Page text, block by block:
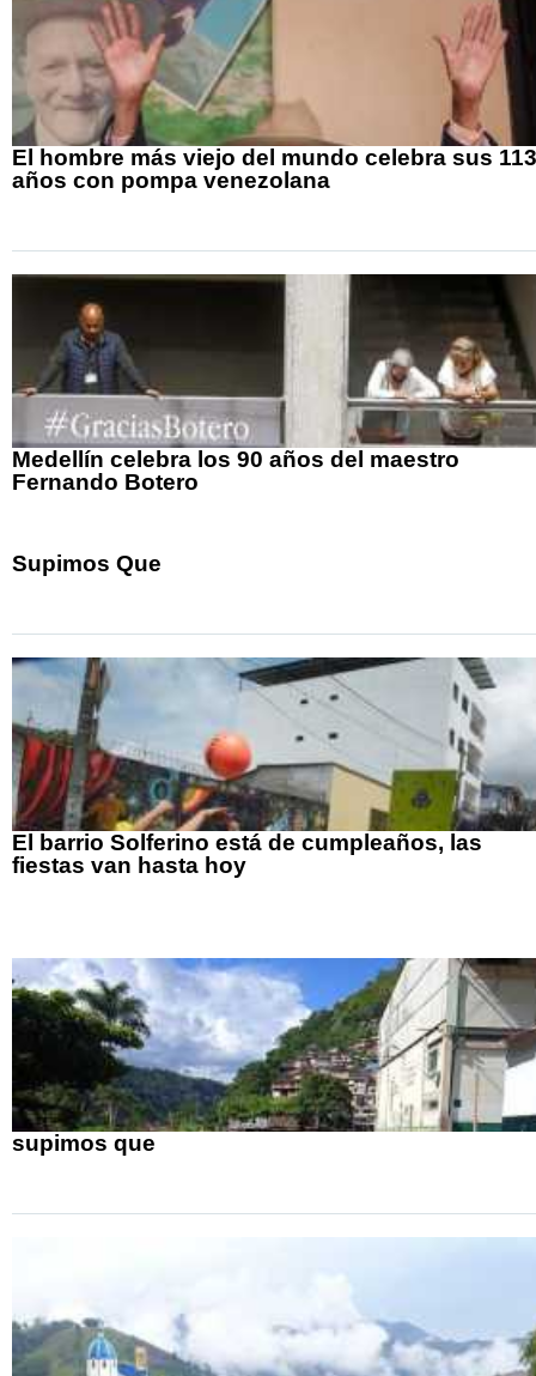
El hombre más viejo del mundo celebra sus 113
años con pompa venezolana
Medellín celebra los 90 años del maestro
Fernando Botero
Supimos Que
El barrio Solferino está de cumpleaños, las
fiestas van hasta hoy
supimos que